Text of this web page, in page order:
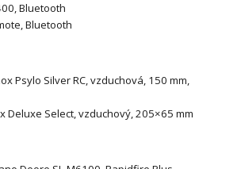
Bluetooth
Bluetooth
Psylo Silver RC, vzduchová, 150 mm,
Deluxe Select, vzduchový, 205×65 mm